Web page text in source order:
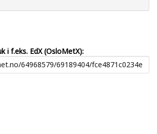
i f.eks. EdX (OsloMetX):